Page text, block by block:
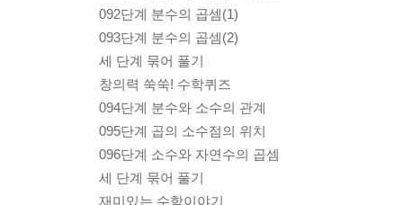
092단계 분수의 곱셈(1)
093단계 분수의 곱셈(2)
세 단계 묶어 풀기
창의력 쑥쑥! 수학퀴즈
094단계 분수와 소수의 관계
095단계 곱의 소수점의 위치
096단계 소수와 자연수의 곱셈
세 단계 묶어 풀기
재미있는 수학이야기